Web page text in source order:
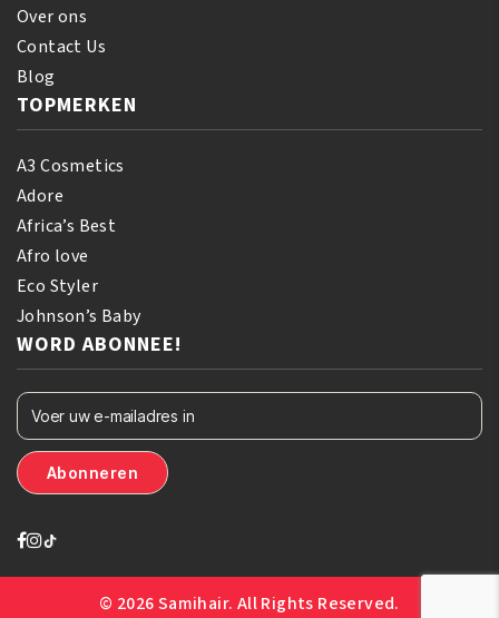
Over ons
Contact Us
Blog
TOPMERKEN
A3 Cosmetics
Adore
Africa’s Best
Afro love
Eco Styler
Johnson’s Baby
WORD ABONNEE!
© 2026 Samihair. All Rights Reserved.